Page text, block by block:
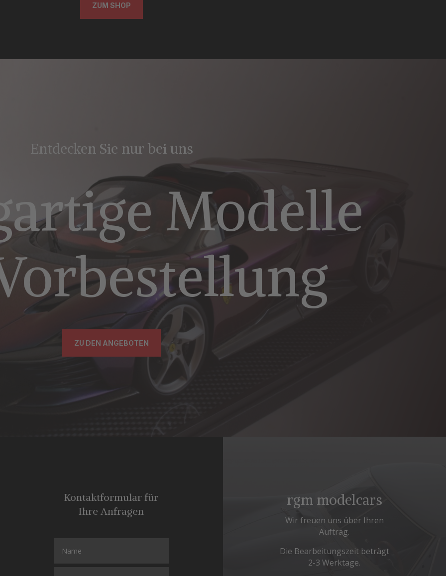
ZUM SHOP
Entdecken Sie nur bei uns
Modelle
ZU DEN ANGEBOTEN
Kontaktformular für
Ihre Anfragen
rgm modelcars
Wir freuen uns über Ihren
Auftrag.
Die Bearbeitungszeit beträgt
2-3 Werktage.